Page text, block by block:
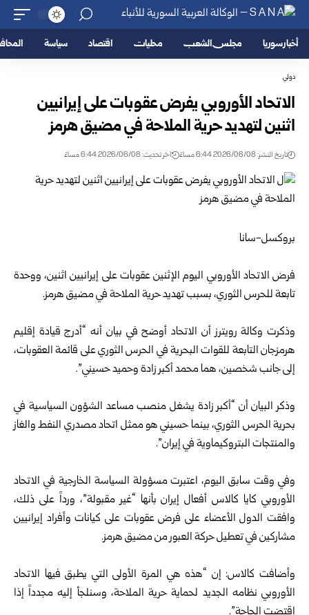
أخبار سوريا مجلس الشعب محليات اقتصاد سياسة
دولي
الاتحاد الأوروبي يفرض عقوبات على إيرانيين
اثنين لتهديد حرية الملاحة في مضيق هرمز
تاريخ النشر: 2026/06/08 6:44 مساءً اخر تحديث: 2026/06/08 6:44 مساءً
بروكسل-سانا
فرض الاتحاد الأوروبي اليوم الإثنين عقوبات على إيرانيين اثنين، ووحدة
تابعة للحرس الثوري، بسبب تهديد ‌حرية الملاحة في مضيق هرمز.
وذكرت وكالة رويترز أن الاتحاد أوضح ‏في بيان أنه “أدرج قيادة إقليم
هرمزجان التابعة للقوات البحرية في الحرس الثوري على قائمة العقوبات،
إلى جانب شخصين، هما محمد أكبر زادة وحميد حسيني”.
وذكر البيان أن “أكبر زادة يشغل منصب مساعد الشؤون السياسية في
بحرية الحرس الثوري، بينما حسيني هو ممثل اتحاد ‌مصدري ⁠النفط والغاز
والمنتجات البتروكيماوية في إيران”.
وفي وقت سابق اليوم، اعتبرت مسؤولة السياسة الخارجية في الاتحاد
الأوروبي كايا كالاس أفعال إيران بأنها “غير مقبولة”، ورداً على ذلك،
وافقت الدول الأعضاء على فرض ⁠عقوبات على كيانات وأفراد إيرانيين
مشاركين في تعطيل حركة العبور من مضيق هرمز.
وأضافت كالاس: إن “هذه هي المرة الأولى ⁠التي يطبق فيها الاتحاد
الأوروبي نظامه الجديد لحماية حرية الملاحة، وسنلجأ إليه مجدداً إذا